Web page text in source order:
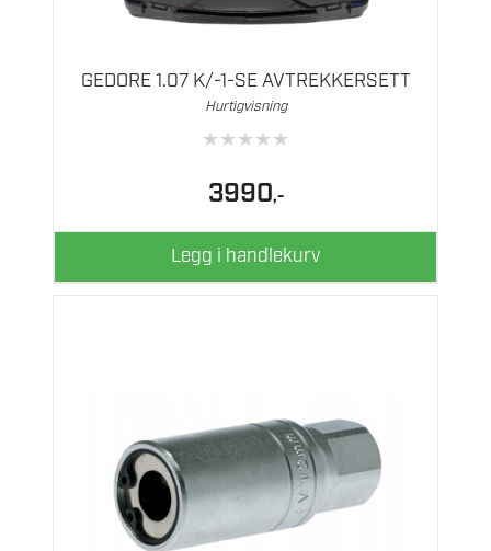
GEDORE 1.07 K/-1-SE AVTREKKERSETT
Hurtigvisning
★★★★★
3990,-
Legg i handlekurv